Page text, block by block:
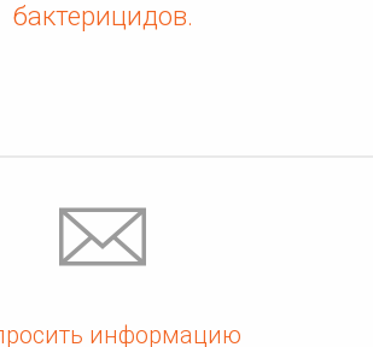
бактерицидов.
информацию